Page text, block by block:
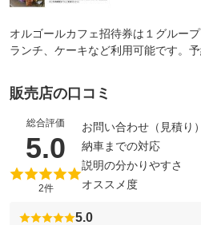
オルゴールカフェ招待券は１グルー
ランチ、ケーキなど利用可能です。
販売店の口コミ
総合評価
5.0 （5点満点
2件
お問い合わせ（見積り）
納車までの対応
説明の分かりやすさ
オススメ度
5.0